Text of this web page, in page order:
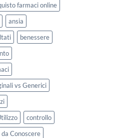
farmaci online
ansia
benessere
vs Generici
controllo
Conoscere